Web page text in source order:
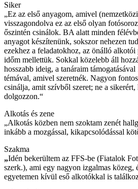
Siker
„Ez az első anyagom, amivel
visszagondolva ez az első olyan
őszintén csinálok. BA alatt minden
anyagot készítenünk, sokszor nehezen
ezekhez a feladatokhoz, az önálló
időm mellettük. Sokkal közelebb áll
hosszabb ideig, a tanáraim
témával, amivel szeretnék. Nagyon
csinálja, amit szívből szeret; ne a sikerért,
dolgozzon.“
Alkotás és zene
„Alkotás közben nem szoktam zenét
inkább a mozgással, kikapcsolódással
Szakma
„Idén bekerültem az FFS-be (Fiatalok
szerk.), ami egy nagyon izgalmas közeg,
egyetemen kívül eső alkotókkal is